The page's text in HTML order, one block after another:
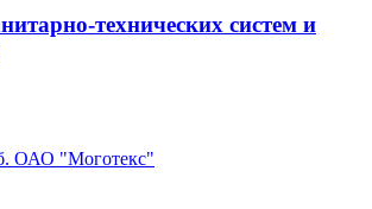
технических систем и
ОАО "Моготекс"